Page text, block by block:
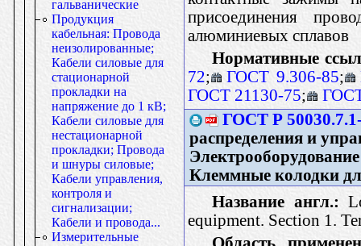
гальванические
Продукция
кабельная: Провода
неизолированные;
Кабели силовые для
стационарной
прокладки на
напряжение до 1 кВ;
Кабели силовые для
нестационарной
прокладки; Провода
и шнуры силовые;
Кабели управления,
контроля и
сигнализации;
Кабели и провода...
Измерительные
присоединения
алюминиевых сплавов
Нормативные
72; ГОСТ 9.306-85;
ГОСТ 21130-75;
ГОСТ Р
распределения и
Клеммные колодки
Название англ.:
equipment. Section 1.